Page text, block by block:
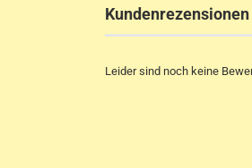
Kundenrezensionen
Leider sind noch keine